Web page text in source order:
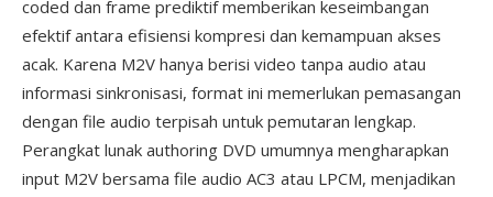
coded dan frame prediktif memberikan keseimbangan
efektif antara efisiensi kompresi dan kemampuan akses
acak. Karena M2V hanya berisi video tanpa audio atau
informasi sinkronisasi, format ini memerlukan pemasangan
dengan file audio terpisah untuk pemutaran lengkap.
Perangkat lunak authoring DVD umumnya mengharapkan
input M2V bersama file audio AC3 atau LPCM, menjadikan